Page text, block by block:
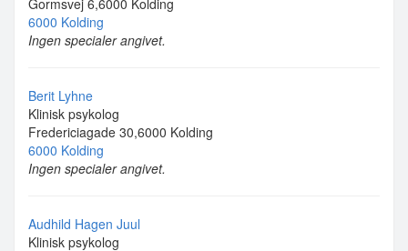
Gormsvej 6,6000 Kolding
6000 Kolding
Ingen specialer angivet.
Berit Lyhne
Klinisk psykolog
Fredericiagade 30,6000 Kolding
6000 Kolding
Ingen specialer angivet.
Audhild Hagen Juul
Klinisk psykolog